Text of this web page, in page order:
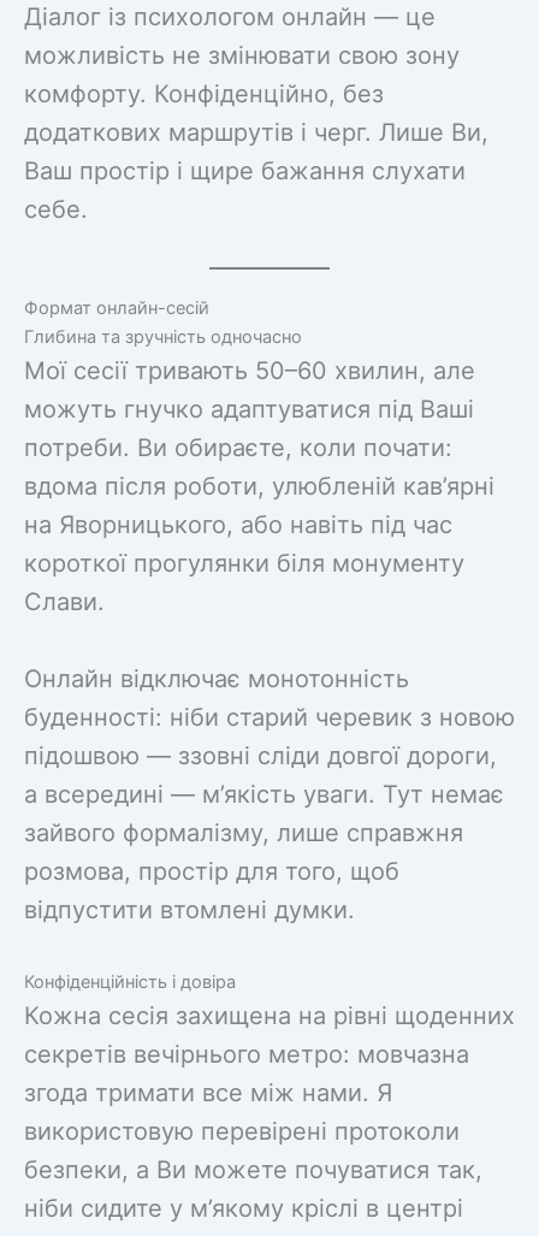
Діалог із психологом онлайн — це
можливість не змінювати свою зону
комфорту. Конфіденційно, без
додаткових маршрутів і черг. Лише Ви,
Ваш простір і щире бажання слухати
себе.
Формат онлайн-сесій
Глибина та зручність одночасно
Мої сесії тривають 50–60 хвилин, але
можуть гнучко адаптуватися під Ваші
потреби. Ви обираєте, коли почати:
вдома після роботи, улюбленій кав’ярні
на Яворницького, або навіть під час
короткої прогулянки біля монументу
Слави.
Онлайн відключає монотонність
буденності: ніби старий черевик з новою
підошвою — ззовні сліди довгої дороги,
а всередині — м’якість уваги. Тут немає
зайвого формалізму, лише справжня
розмова, простір для того, щоб
відпустити втомлені думки.
Конфіденційність і довіра
Кожна сесія захищена на рівні щоденних
секретів вечірнього метро: мовчазна
згода тримати все між нами. Я
використовую перевірені протоколи
безпеки, а Ви можете почуватися так,
ніби сидите у м’якому кріслі в центрі